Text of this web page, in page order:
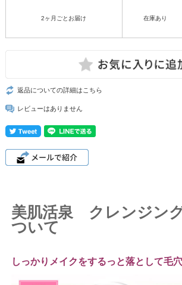
2ヶ月ごとお届け 在庫あり
返品についての詳細はこちら
レビューはありません
美肌活泉 クレンジン
ついて
しっかりメイクをするっと落として毛